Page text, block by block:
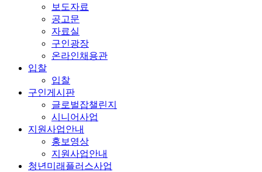
보도자료
공고문
자료실
구인광장
온라인채용관
입찰
입찰
구인게시판
글로벌잡챌린지
시니어사업
지원사업안내
홍보영상
지원사업안내
청년미래플러스사업